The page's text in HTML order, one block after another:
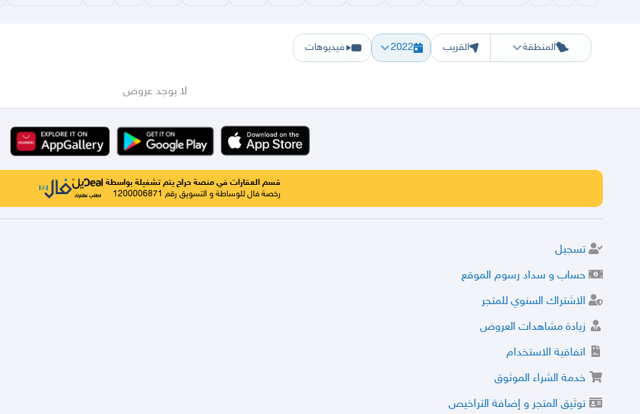
المنطقة
الرياض الشرقيه حفر الباطن المدينة الطايفتبوك القصيم الباحة
القريب 2022 فيديوهات
لا يوجد عروض
قسم العقارات في منصة حراج يتم تشغيلة بواسطة
رخصة فال للوساطة و التسويق رقم 1200006871
تسجيل
حساب و سداد رسوم الموقع
الاشتراك السنوي للمتجر
زيادة مشاهدات العروض
اتفاقية الاستخدام
خدمة الشراء الموثوق
توثيق المتجر و إضافة التراخيص